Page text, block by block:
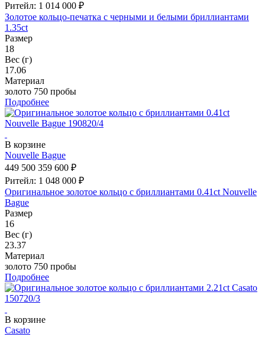
Ритейл: 1 014 000 ₽
Золотое кольцо-печатка с черными и белыми бриллиантами
1.35ct
Размер
18
Вес (г)
17.06
Материал
золото 750 пробы
Подробнее
В корзине
Nouvelle Bague
449 500 359 600 ₽
Ритейл: 1 048 000 ₽
Оригинальное золотое кольцо с бриллиантами 0.41ct Nouvelle
Bague
Размер
16
Вес (г)
23.37
Материал
золото 750 пробы
Подробнее
В корзине
Casato